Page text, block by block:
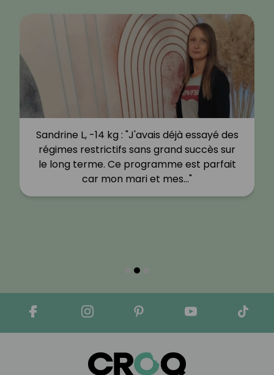
Sandrine L, -14 kg : "J'avais déjà essayé des
régimes restrictifs sans grand succès sur
le long terme. Ce programme est parfait
car mon mari et mes…"